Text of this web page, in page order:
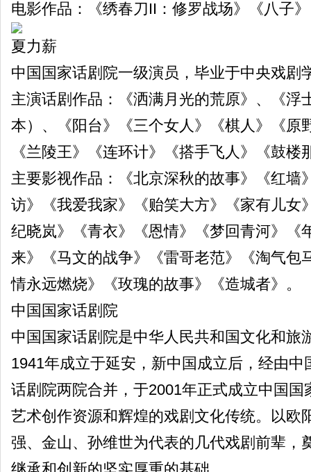
电影作品：《绣春刀II：修罗战场》《八子
夏力薪
中国国家话剧院一级演员，毕业于中央戏剧
主演话剧作品：《洒满月光的荒原》、《浮
本）、《阳台》《三个女人》《棋人》《原
《兰陵王》《连环计》《搭手飞人》《鼓楼
主要影视作品：《北京深秋的故事》《红墙
访》《我爱我家》《贻笑大方》《家有儿女
纪晓岚》《青衣》《恩情》《梦回青河》《
来》《马文的战争》《雷哥老范》《淘气包
情永远燃烧》《玫瑰的故事》《造城者》。
中国国家话剧院
中国国家话剧院是中华人民共和国文化和旅
1941年成立于延安，新中国成立后，经由
话剧院两院合并，于2001年正式成立中国
艺术创作资源和辉煌的戏剧文化传统。以欧
强、金山、孙维世为代表的几代戏剧前辈，